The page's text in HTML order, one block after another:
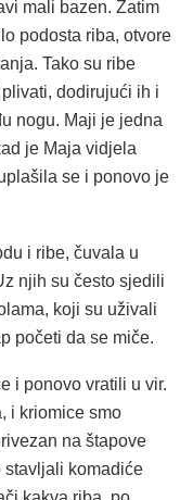
mali bazen. Zatim
podosta riba, otvore
Tako su ribe
dodirujući ih i
nogu. Maji je jedna
je Maja vidjela
se i ponovo je
i ribe, čuvala u
njih su često sjedili
koji su uživali
početi da se miče.
i ponovo vratili u vir.
i kriomice smo
na štapove
stavljali komadiće